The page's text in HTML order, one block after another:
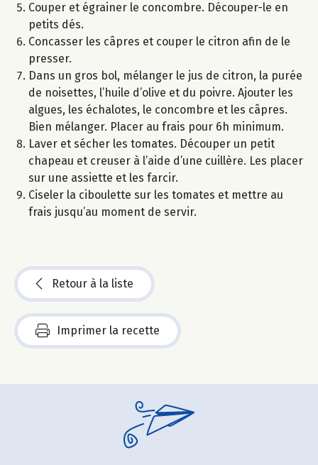
Couper et égrainer le concombre. Découper-le en
petits dés.
Concasser les câpres et couper le citron afin de le
presser.
Dans un gros bol, mélanger le jus de citron, la purée
de noisettes, l’huile d’olive et du poivre. Ajouter les
algues, les échalotes, le concombre et les câpres.
Bien mélanger. Placer au frais pour 6h minimum.
Laver et sécher les tomates. Découper un petit
chapeau et creuser à l’aide d’une cuillère. Les placer
sur une assiette et les farcir.
Ciseler la ciboulette sur les tomates et mettre au
frais jusqu’au moment de servir.
Retour à la liste
Imprimer la recette